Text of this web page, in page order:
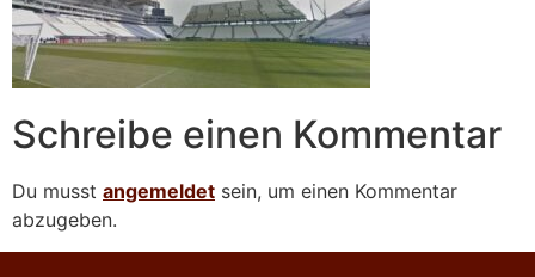
Schreibe einen Kommentar
Du musst angemeldet sein, um einen Kommentar
abzugeben.